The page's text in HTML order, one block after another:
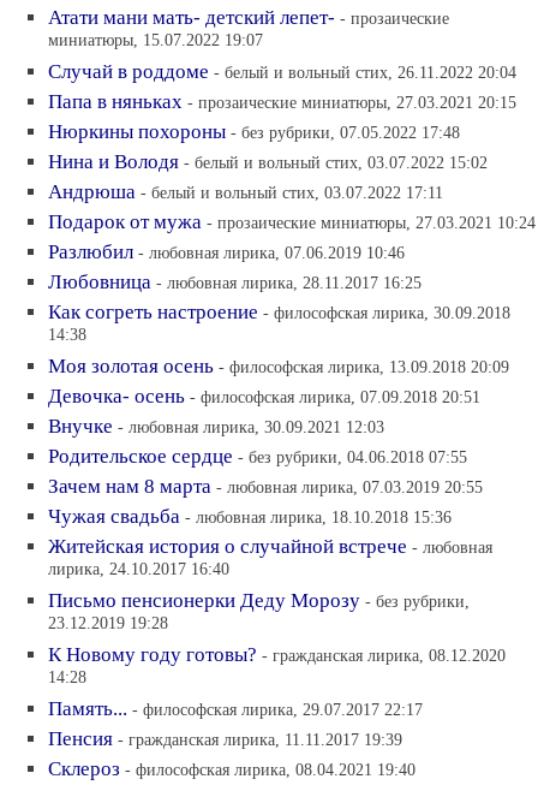
Атати мани мать- детский лепет- - прозаические
миниатюры, 15.07.2022 19:07
Случай в роддоме - белый и вольный стих, 26.11.2022 20:04
Папа в няньках - прозаические миниатюры, 27.03.2021 20:15
Нюркины похороны - без рубрики, 07.05.2022 17:48
Нина и Володя - белый и вольный стих, 03.07.2022 15:02
Андрюша - белый и вольный стих, 03.07.2022 17:11
Подарок от мужа - прозаические миниатюры, 27.03.2021 10:24
Разлюбил - любовная лирика, 07.06.2019 10:46
Любовница - любовная лирика, 28.11.2017 16:25
Как согреть настроение - философская лирика, 30.09.2018
14:38
Моя золотая осень - философская лирика, 13.09.2018 20:09
Девочка- осень - философская лирика, 07.09.2018 20:51
Внучке - любовная лирика, 30.09.2021 12:03
Родительское сердце - без рубрики, 04.06.2018 07:55
Зачем нам 8 марта - любовная лирика, 07.03.2019 20:55
Чужая свадьба - любовная лирика, 18.10.2018 15:36
Житейская история о случайной встрече - любовная
лирика, 24.10.2017 16:40
Письмо пенсионерки Деду Морозу - без рубрики,
23.12.2019 19:28
К Новому году готовы? - гражданская лирика, 08.12.2020
14:28
Память... - философская лирика, 29.07.2017 22:17
Пенсия - гражданская лирика, 11.11.2017 19:39
Склероз - философская лирика, 08.04.2021 19:40